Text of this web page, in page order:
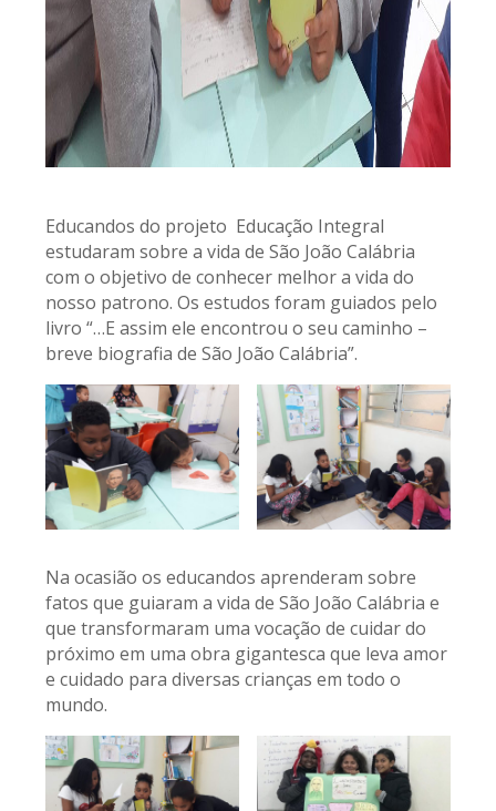
Educandos do projeto Educação Integral
estudaram sobre a vida de São João Calábria
com o objetivo de conhecer melhor a vida do
nosso patrono. Os estudos foram guiados pelo
livro “…E assim ele encontrou o seu caminho –
breve biografia de São João Calábria”.
Na ocasião os educandos aprenderam sobre
fatos que guiaram a vida de São João Calábria e
que transformaram uma vocação de cuidar do
próximo em uma obra gigantesca que leva amor
e cuidado para diversas crianças em todo o
mundo.